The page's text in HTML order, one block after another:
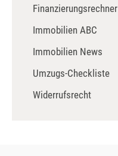
Finanzierungsrechner
Immobilien ABC
Immobilien News
Umzugs-Checkliste
Widerrufsrecht